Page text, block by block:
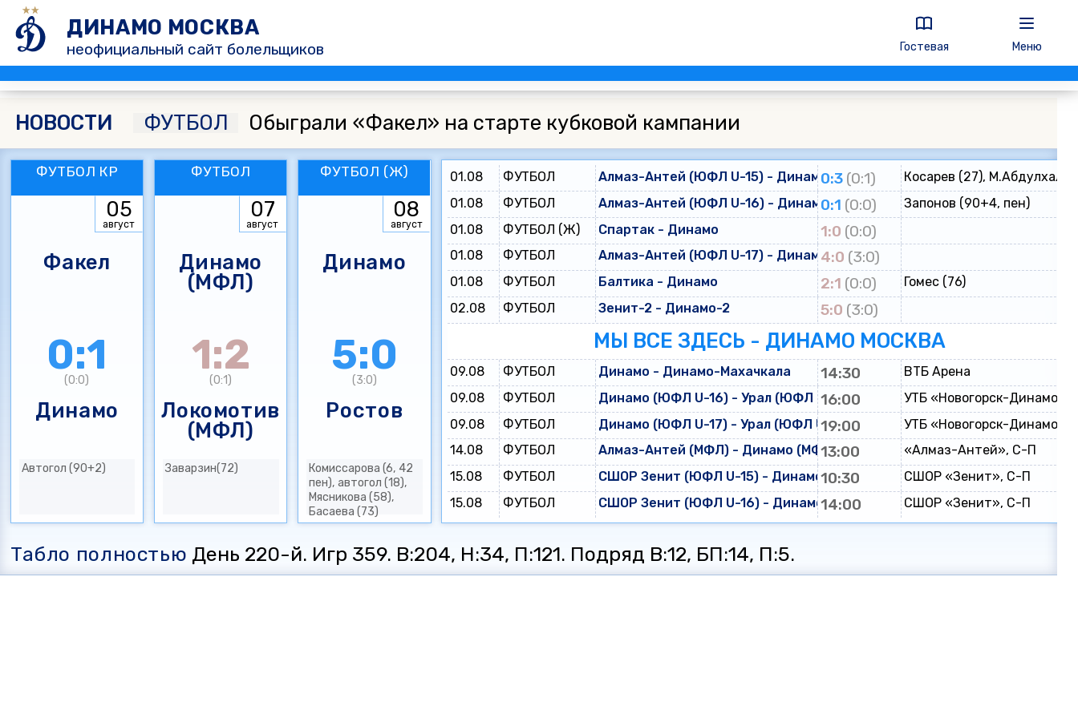
ДИНАМО МОСКВА
неофициальный сайт болельщиков Гостевая Меню
НОВОСТИ ФУТБОЛ Обыграли «Факел» на старте кубковой кампании
ФУТБОЛ КР
05
август
Факел
0:1
(0:0)
Динамо
Автогол (90+2)
ФУТБОЛ
07
август
Динамо
(МФЛ)
1:2
(0:1)
Локомотив
(МФЛ)
Заварзин(72)
ФУТБОЛ (Ж)
08
август
Динамо
5:0
(3:0)
Ростов
Комиссарова (6, 42
пен), автогол (18),
Мясникова (58),
Басаева (73)
01.08 ФУТБОЛ Алмаз-Антей (ЮФЛ U-15) - Динамо (ЮФЛ U-15)
0:3 (0:1)
Косарев (27),
01.08
ФУТБОЛ Алмаз-Антей (ЮФЛ U-16) - Динамо (ЮФЛ U-16)
0:1 (0:0)
Запонов (90+4, пен)
01.08
ФУТБОЛ (Ж) Спартак - Динамо 1:0 (0:0)
01.08 ФУТБОЛ Алмаз-Антей (ЮФЛ U-17) - Динамо (ЮФЛ U-17)
4:0 (3:0)
01.08 ФУТБОЛ Балтика - Динамо 2:1 (0:0)
Гомес (76)
02.08
ФУТБОЛ Зенит-2 - Динамо-2 5:0 (3:0)
МЫ ВСЕ ЗДЕСЬ - ДИНАМО МОСКВА
09.08 ФУТБОЛ Динамо - Динамо-Махачкала 14:30
ВТБ Арена
09.08
ФУТБОЛ Динамо (ЮФЛ U-16) - Урал (ЮФЛ U-16)
16:00
УТБ «Новогорск-Динамо»
09.08
ФУТБОЛ Динамо (ЮФЛ U-17) - Урал (ЮФЛ U-17)
19:00
УТБ «Новогорск-Динамо»
14.08
ФУТБОЛ Алмаз-Антей (МФЛ) - Динамо (МФЛ)13:00
«Алмаз-Антей», С-П
15.08
ФУТБОЛ СШОР Зенит (ЮФЛ U-15) - Динамо (ЮФЛ U-15)
10:30
СШОР «Зенит», С-П
15.08
ФУТБОЛ СШОР Зенит (ЮФЛ U-16) - Динамо (ЮФЛ U-16)
14:00 СШОР «Зенит», С-П
Табло полностью День 220-й. Игр 359. В:204, Н:34, П:121. Подряд В:12, БП:14, П:5.